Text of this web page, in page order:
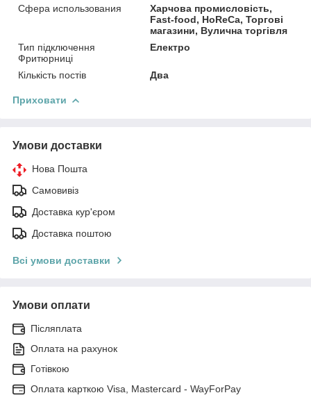
Сфера использования
Харчова промисловість,
Fast-food, HoReCa, Торгові
магазини, Вулична торгівля
Тип підключення
Фритюрниці
Електро
Кількість постів Два
Приховати
Умови доставки
Нова Пошта
Самовивіз
Доставка кур'єром
Доставка поштою
Всі умови доставки
Умови оплати
Післяплата
Оплата на рахунок
Готівкою
Оплата карткою Visa, Mastercard - WayForPay